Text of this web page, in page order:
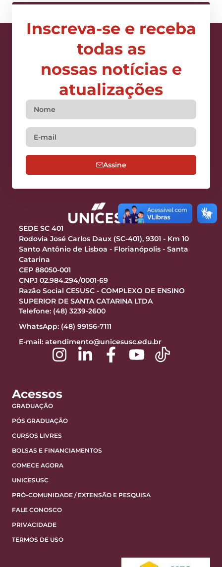
Inscreva-se e receba
todas as
nossas notícias e
atualizações
Assine
SEDE SC 401
Rodovia José Carlos Daux (SC-401), 9301 - Km 10
Santo Antônio de Lisboa - Florianópolis - Santa
Catarina
CEP 88050-001
CNPJ 02.984.294/0001-69
Razão Social CESUSC - COMPLEXO DE ENSINO
SUPERIOR DE SANTA CATARINA LTDA
Telefone: (48) 3239-2600
WhatsApp: (48) 99156-7111
E-mail: atendimento@unicesusc.edu.br
Acessos
GRADUAÇÃO
PÓS GRADUAÇÃO
CURSOS LIVRES
BOLSAS E FINANCIAMENTOS
COMECE AGORA
UNICESUSC
PRÓ-COMUNIDADE / EXTENSÃO E PESQUISA
FALE CONOSCO
PRIVACIDADE
TERMOS DE USO